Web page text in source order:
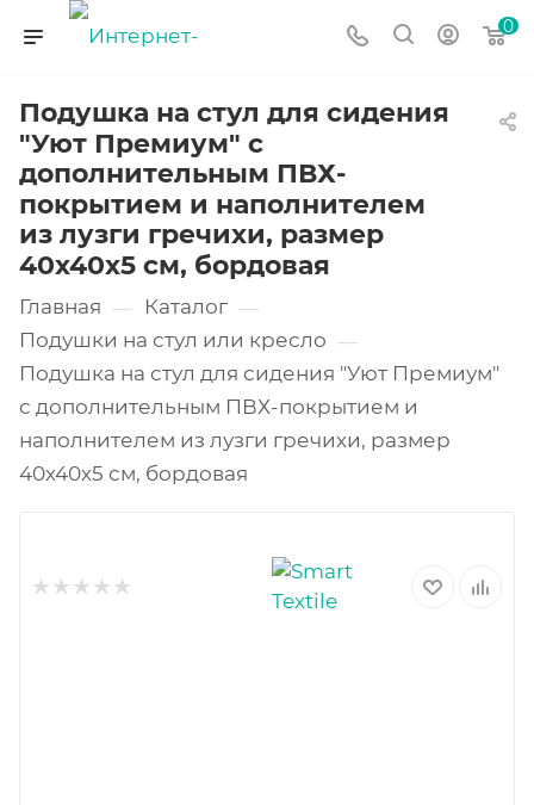
0
Подушка на стул для сидения
"Уют Премиум" с
дополнительным ПВХ-
покрытием и наполнителем
из лузги гречихи, размер
40х40х5 см, бордовая
Главная — Каталог —
Подушки на стул или кресло —
Подушка на стул для сидения "Уют Премиум"
с дополнительным ПВХ-покрытием и
наполнителем из лузги гречихи, размер
40х40х5 см, бордовая